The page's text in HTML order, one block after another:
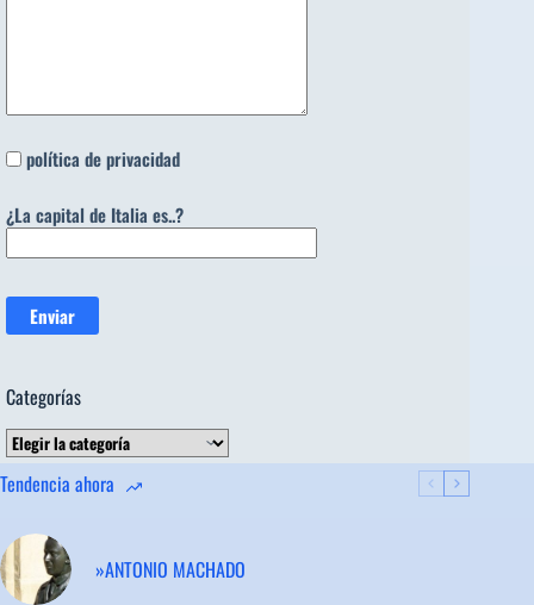
política de privacidad
¿La capital de Italia es..?
Categorías
Categorías
Tendencia ahora
»ANTONIO MACHADO